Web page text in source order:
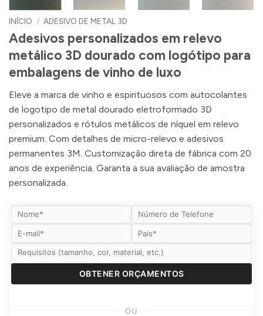
INÍCIO / ADESIVO DE METAL 3D
Adesivos personalizados em relevo
metálico 3D dourado com logótipo para
embalagens de vinho de luxo
Eleve a marca de vinho e espirituosos com autocolantes
de logotipo de metal dourado eletroformado 3D
personalizados e rótulos metálicos de níquel em relevo
premium. Com detalhes de micro-relevo e adesivos
permanentes 3M. Customização direta de fábrica com 20
anos de experiência. Garanta a sua avaliação de amostra
personalizada.
OU